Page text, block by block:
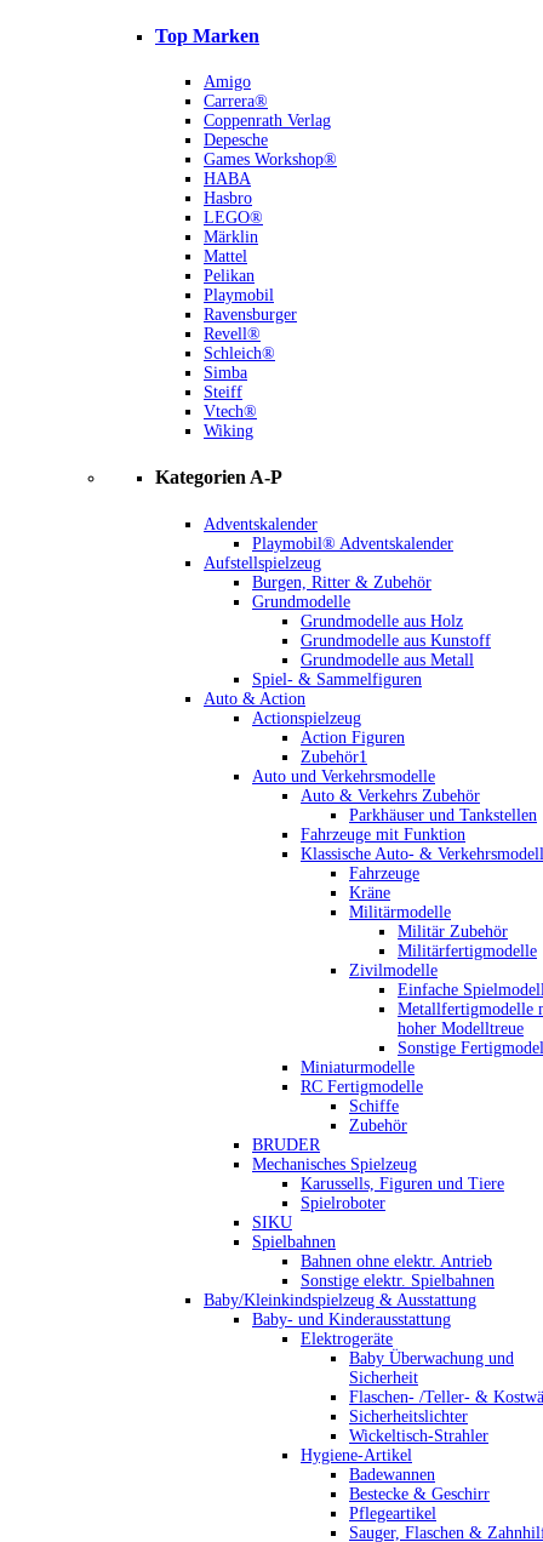
Top Marken
Amigo
Carrera®
Coppenrath Verlag
Depesche
Games Workshop®
HABA
Hasbro
LEGO®
Märklin
Mattel
Pelikan
Playmobil
Ravensburger
Revell®
Schleich®
Simba
Steiff
Vtech®
Wiking
Kategorien A-P
Adventskalender
Playmobil® Adventskalender
Aufstellspielzeug
Burgen, Ritter & Zubehör
Grundmodelle
Grundmodelle aus Holz
Grundmodelle aus Kunstoff
Grundmodelle aus Metall
Spiel- & Sammelfiguren
Auto & Action
Actionspielzeug
Action Figuren
Zubehör1
Auto und Verkehrsmodelle
Auto & Verkehrs Zubehör
Parkhäuser und Tankstellen
Fahrzeuge mit Funktion
Klassische Auto- &
Fahrzeuge
Kräne
Militärmodelle
Militär Zubehör
Militärfertigmodelle
Zivilmodelle
Einfache
Metallfertigmodelle
hoher Modelltreue
Sonstige
Miniaturmodelle
RC Fertigmodelle
Schiffe
Zubehör
BRUDER
Mechanisches Spielzeug
Karussells, Figuren und Tiere
Spielroboter
SIKU
Spielbahnen
Bahnen ohne elektr. Antrieb
Sonstige elektr. Spielbahnen
Baby/Kleinkindspielzeug & Ausstattung
Baby- und Kinderausstattung
Elektrogeräte
Baby Überwachung und
Sicherheit
Flaschen- /Teller- &
Sicherheitslichter
Wickeltisch-Strahler
Hygiene-Artikel
Badewannen
Bestecke & Geschirr
Pflegeartikel
Sauger, Flaschen &